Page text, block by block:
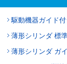
駆動機器ガイド
薄形シリンダ 標
薄形シリンダ ガ